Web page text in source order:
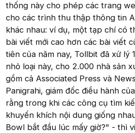
thống này cho phép các trang
cho các trình thu thập thông tin
khác nhau: ví dụ, một tạp chí có
bài viết mới cao hơn các bài viết
tiên của năm nay, Tollbit đã xử lý
nhỏ loại này, cho 2.000 nhà sản
gồm cả Associated Press và
Panigrahi, giám đốc điều hành
rằng trong khi các công cụ tìm
khuyến khích nội dung giống
Bowl bắt đầu lúc mấy giờ?" - thì